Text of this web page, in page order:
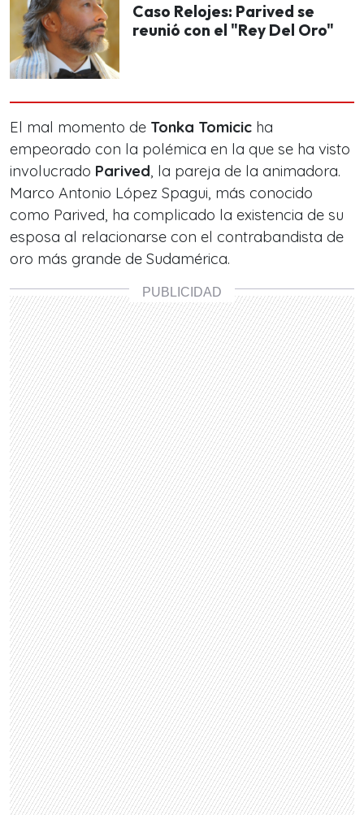
Caso Relojes: Parived se
reunió con el "Rey Del Oro"
El mal momento de Tonka Tomicic ha
empeorado con la polémica en la que se ha visto
involucrado Parived, la pareja de la animadora.
Marco Antonio López Spagui, más conocido
como Parived, ha complicado la existencia de su
esposa al relacionarse con el contrabandista de
oro más grande de Sudamérica.